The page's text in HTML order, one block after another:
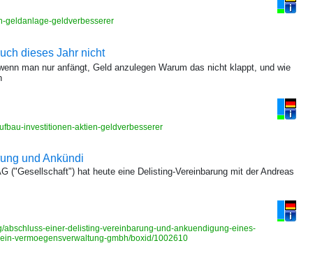
geldanlage-geldverbesserer
dieses Jahr nicht
man nur anfängt, Geld anzulegen Warum das nicht klappt, und wie
investitionen-aktien-geldverbesserer
und Ankündi
("Gesellschaft") hat heute eine Delisting-Vereinbarung mit der Andreas
abschluss-einer-delisting-vereinbarung-und-ankuendigung-eines-
vermoegensverwaltung-gmbh/boxid/1002610